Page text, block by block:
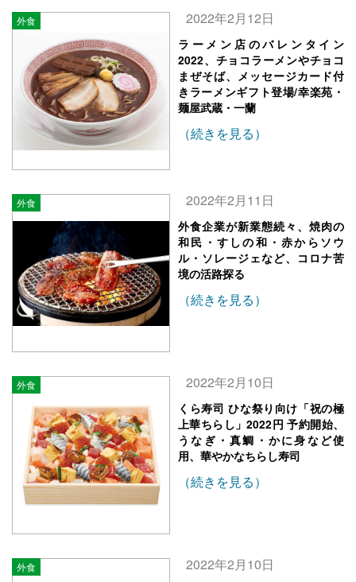
外食 2022年2月12日
ラーメン店のバレンタイン
2022、チョコラーメンやチョコ
まぜそば、メッセージカード付
きラーメンギフト登場/幸楽苑・
麺屋武蔵・一蘭
（続きを見る）
外食 2022年2月11日
外食企業が新業態続々、焼肉の
和民・すしの和・赤からソウ
ル・ソレージェなど、コロナ苦
境の活路探る
（続きを見る）
外食 2022年2月10日
くら寿司 ひな祭り向け「祝の極
上華ちらし」2022円 予約開始、
うなぎ・真鯛・かに身など使
用、華やかなちらし寿司
（続きを見る）
外食 2022年2月10日